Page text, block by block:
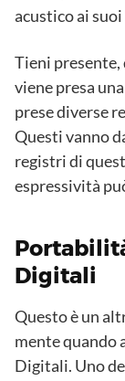
acustico ai
Tieni presente,
viene presa
prese diverse
Questi vanno
registri di
espressività
Digitali
Questo è un
mente quando
Digitali. Uno